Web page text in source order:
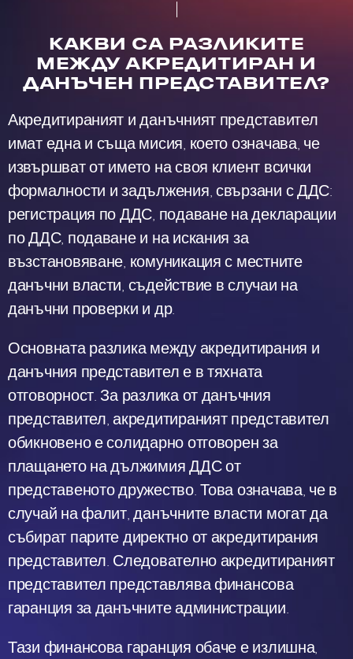
КАКВИ СА РАЗЛИКИТЕ
МЕЖДУ АКРЕДИТИРАН И
ДАНЪЧЕН ПРЕДСТАВИТЕЛ?
Акредитираният и данъчният представител
имат една и съща мисия, което означава, че
извършват от името на своя клиент всички
формалности и задължения, свързани с ДДС:
регистрация по ДДС, подаване на декларации
по ДДС, подаване и на искания за
възстановяване, комуникация с местните
данъчни власти, съдействие в случаи на
данъчни проверки и др.
Основната разлика между акредитирания и
данъчния представител е в тяхната
отговорност. За разлика от данъчния
представител, акредитираният представител
обикновено е солидарно отговорен за
плащането на дължимия ДДС от
представеното дружество. Това означава, че в
случай на фалит, данъчните власти могат да
събират парите директно от акредитирания
представител. Следователно акредитираният
представител представлява финансова
гаранция за данъчните администрации.
Тази финансова гаранция обаче е излишна,